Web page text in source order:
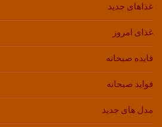
غذاهای جدید
غذای امروز
فایده صبحانه
فواید صبحانه
مدل های جدید